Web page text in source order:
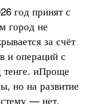
год принят с
город не
за счёт
и операций с
иПроще
но на развитие
— нет.